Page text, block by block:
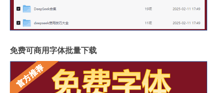
免费可商用字体批量下载